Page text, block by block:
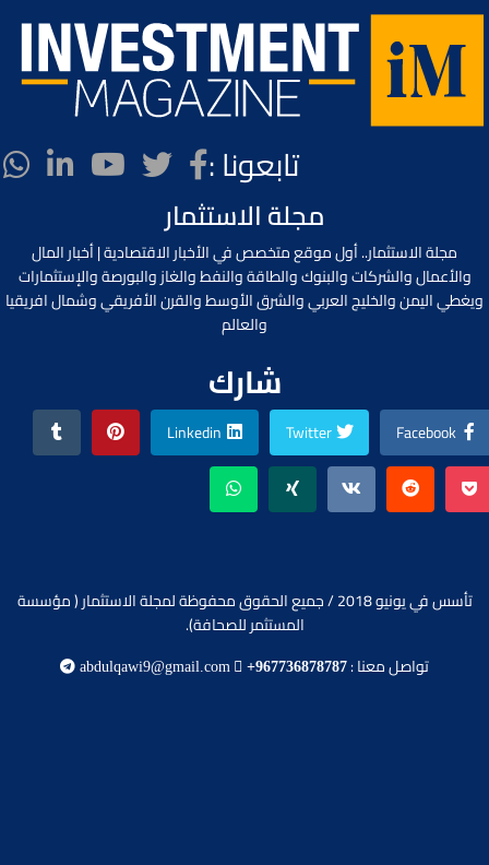
تابعونا :
مجلة الاستثمار
مجلة الاستثمار.. أول موقع متخصص في الأخبار الاقتصادية | أخبار المال
والأعمال والشركات والبنوك والطاقة والنفط والغاز والبورصة والإستثمارات
ويغطي اليمن والخليج العربي والشرق الأوسط والقرن الأفريقي وشمال افريقيا
والعالم
شارك
Facebook
Twitter
Linkedin
تأسس في يونيو 2018 / جميع الحقوق محفوظة لمجلة الاستثمار ( مؤسسة
المستثمر للصحافة).
تواصل معنا : +967736878787
abdulqawi9@gmail.com